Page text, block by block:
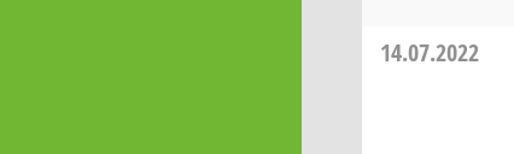
14.07.2022